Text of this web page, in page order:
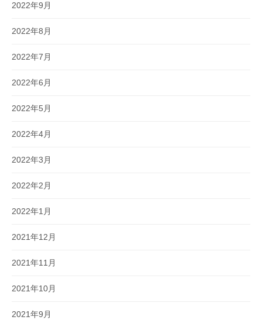
2022年9月
2022年8月
2022年7月
2022年6月
2022年5月
2022年4月
2022年3月
2022年2月
2022年1月
2021年12月
2021年11月
2021年10月
2021年9月